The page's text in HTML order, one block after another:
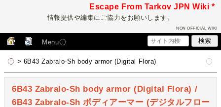
Escape From Tarkov JPN Wiki *
情報提供や編集にご協力をお願いします。
NON OFFICIAL WIKI
Menu
> 6B43 Zabralo-Sh body armor (Digital Flora)
6B43 Zabralo-Sh body armor (Digital Flora) /
6B43 Zabralo-Sh ボディアーマー (デジタルフロー